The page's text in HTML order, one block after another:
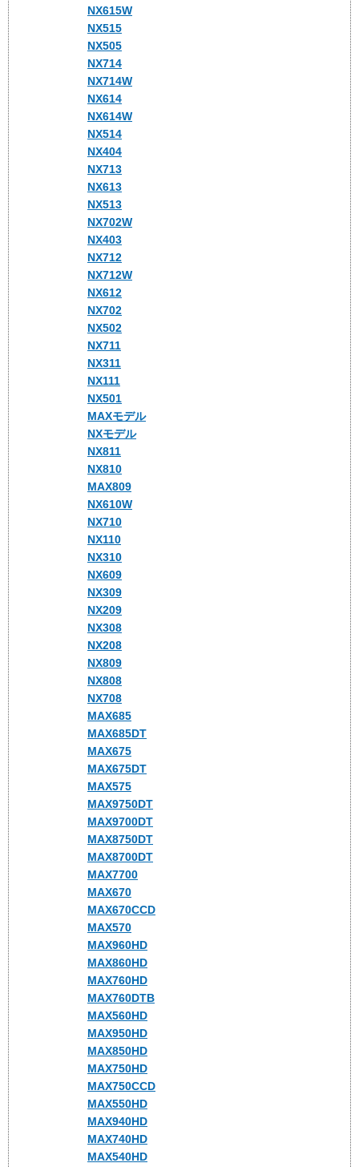
NX615W
NX515
NX505
NX714
NX714W
NX614
NX614W
NX514
NX404
NX713
NX613
NX513
NX702W
NX403
NX712
NX712W
NX612
NX702
NX502
NX711
NX311
NX111
NX501
MAXモデル
NXモデル
NX811
NX810
MAX809
NX610W
NX710
NX110
NX310
NX609
NX309
NX209
NX308
NX208
NX809
NX808
NX708
MAX685
MAX685DT
MAX675
MAX675DT
MAX575
MAX9750DT
MAX9700DT
MAX8750DT
MAX8700DT
MAX7700
MAX670
MAX670CCD
MAX570
MAX960HD
MAX860HD
MAX760HD
MAX760DTB
MAX560HD
MAX950HD
MAX850HD
MAX750HD
MAX750CCD
MAX550HD
MAX940HD
MAX740HD
MAX540HD